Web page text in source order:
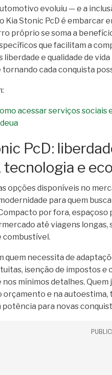
evoluiu — e a
Kia Stonic PcD é embarcar
próprio se soma a
que facilitam a
liberdade e qualidade de
cada conquista
acessar serviços sociais
PcD:
tecnologia e
opções disponíveis no
para quem
por fora, espaçoso
até viagens
combustível.
quem necessita de
isenção de impostos e
mínimos detalhes. Quem
orçamento e na autoestima,
potência para novas